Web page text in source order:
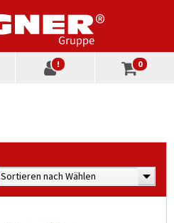
! 0
Sortieren nach Wählen